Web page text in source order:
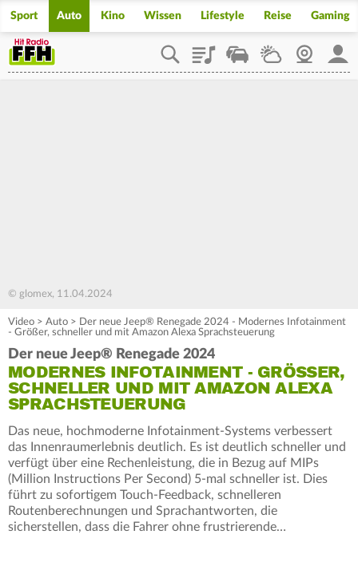
Sport Auto Kino Wissen Lifestyle Reise Gaming
PlaylistStaupilotWetterWebcam
© glomex, 11.04.2024
Video > Auto > Der neue Jeep® Renegade 2024 - Modernes Infotainment
- Größer, schneller und mit Amazon Alexa Sprachsteuerung
Der neue Jeep® Renegade 2024
MODERNES INFOTAINMENT - GRÖSSER, S
CHNELLER UND MIT AMAZON ALEXA S
PRACHSTEUERUNG
Das neue, hochmoderne Infotainment-Systems verbessert
das Innenraumerlebnis deutlich. Es ist deutlich schneller und
verfügt über eine Rechenleistung, die in Bezug auf MIPs
(Million Instructions Per Second) 5-mal schneller ist. Dies
führt zu sofortigem Touch-Feedback, schnelleren
Routenberechnungen und Sprachantworten, die
sicherstellen, dass die Fahrer ohne frustrierende…